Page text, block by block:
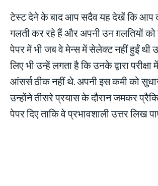
टेस्ट देने के बाद आप सदैव यह देखें कि आप
गलती कर रहे हैं और अपनी उन ग़लतियों
पेपर में भी जब वे मेन्स में सेलेक्ट नहीं हुईं
लिए भी उन्हें लगता है कि उनके द्वारा
आंसर्स ठीक नहीं थे. अपनी इस कमी को
उन्होंने तीसरे प्रयास के दौरान जमकर
पेपर दिए ताकि वे प्रभावशाली उत्तर लिख